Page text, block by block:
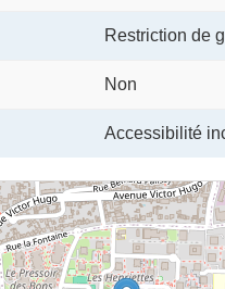
Restriction de
Non
Accessibilité